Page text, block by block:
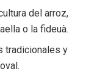
del arroz,
o la fideuà.
tradicionales y